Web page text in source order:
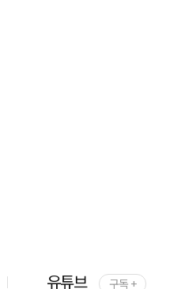
유튜브 구독 +